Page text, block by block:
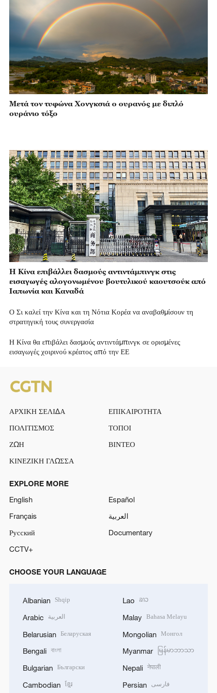
Μετά τον τυφώνα Χονγκσιά ο ουρανός με διπλό
ουράνιο τόξο
Η Κίνα επιβάλλει δασμούς αντιντάμπινγκ στις
εισαγωγές αλογονωμένου βουτυλικού καουτσούκ από
Ιαπωνία και Καναδά
Ο Σι καλεί την Κίνα και τη Νότια Κορέα να αναβαθμίσουν τη
στρατηγική τους συνεργασία
Η Κίνα θα επιβάλει δασμούς αντιντάμπινγκ σε ορισμένες
εισαγωγές χοιρινού κρέατος από την ΕΕ
ΑΡΧΙΚΗ ΣΕΛΙΔΑ
ΕΠΙΚΑΙΡΟΤΗΤΑ
ΠΟΛΙΤΙΣΜΟΣ
ΤΟΠΟΙ
ΖΩΗ
ΒΙΝΤΕΟ
ΚΙΝΕΖΙΚΗ ΓΛΩΣΣΑ
EXPLORE MORE
English
Español
Français
العربية
Русский
Documentary
CCTV+
CHOOSE YOUR LANGUAGE
Albanian Shqip
Arabic العربية
Belarusian Беларуская
Bengali বাংলা
Bulgarian Български
Cambodian ខ្មែរ
Lao ລາວ
Malay Bahasa Melayu
Mongolian Монгол
Myanmar မြန်မာဘာသာ
Nepali नेपाली
Persian فارسی